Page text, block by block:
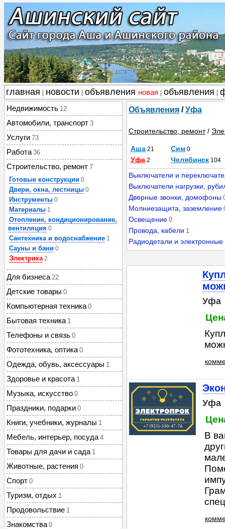
главная новости объявления новая объявления
Недвижимость 12
Автомобили, транспорт 3
Услуги 73
Работа 36
Строительство, ремонт 7
Готовые конструкции 0
Двери, окна, лестницы 0
Инструменты 0
Материалы 1
Отопление, кондиционирование,
вентиляция 0
Сантехника и водоснабжение 1
Сауны и бани 0
Электрика 2
Для бизнеса 22
Детские товары 0
Компьютерная техника 0
Бытовая техника 1
Телефоны и связь 0
Фототехника, оптика 0
Одежда, обувь, аксессуары 1
Здоровье и красота 1
Музыка, искусство 0
Праздники, подарки 0
Книги, учебники, журналы 1
Мебель, интерьер, посуда 4
Товары для дачи и сада 1
Животные, растения 0
Спорт 0
Туризм, отдых 1
Продовольствие 1
Знакомства 0
Объявления /Уфа
Строительство, ремонт/
Аша 21 Сим 0
Уфа 2 Челябинск 104
Выключатели и
Выключатели нагрузки,
Дверные звонки, домофоны
Молниезащита, заземление
Освещение 0
Провода, кабели 1
Радиодетали и
Уфа
Уфа
В